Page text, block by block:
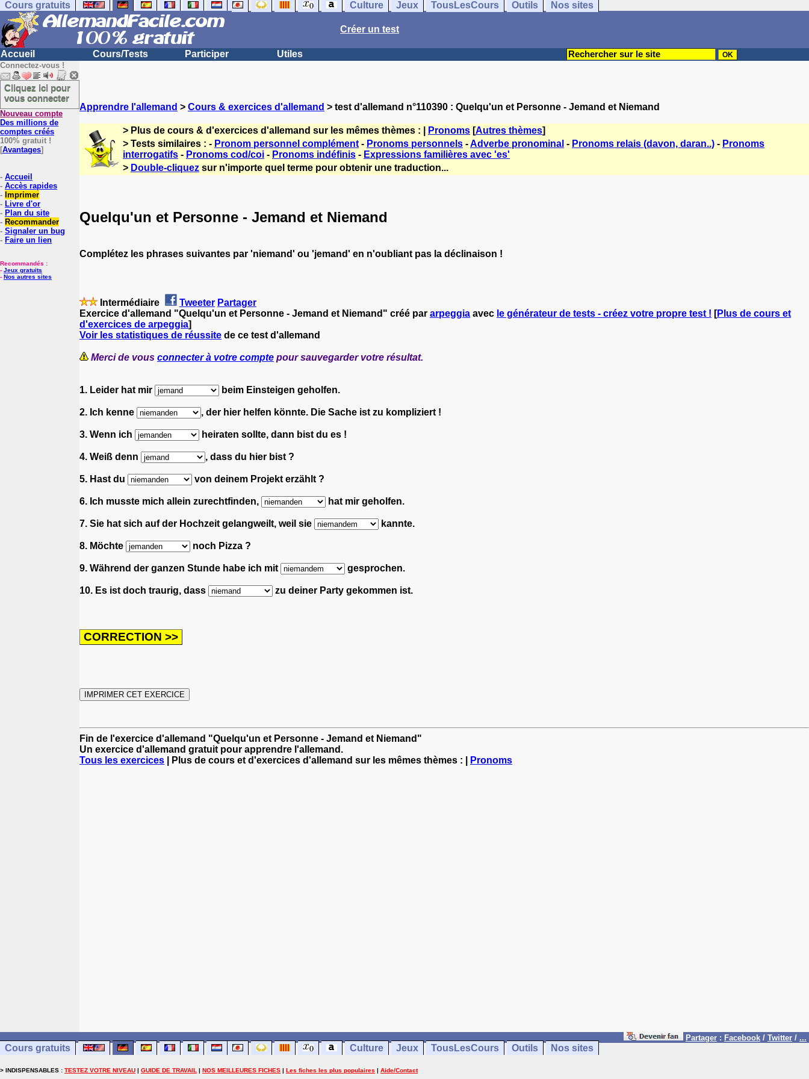
Cours gratuits Culture Jeux TousLesCours Outils Nos sites
Créer un test
Accueil Cours/Tests Participer Utiles
Connectez-vous !
Cliquez ici pour
vous connecter
Nouveau compte
Des millions de
comptes créés
100% gratuit !
[Avantages]
- Accueil
- Accès rapides
- Imprimer
- Livre d'or
- Plan du site
- Recommander
- Signaler un bug
- Faire un lien
Recommandés :
- Jeux gratuits
- Nos autres sites
Apprendre l'allemand > Cours & exercices d'allemand > test d'allemand n°110390 : Quelqu'un et Personne - Jemand et Niemand
> Plus de cours & d'exercices d'allemand sur les mêmes thèmes : | Pronoms [Autres thèmes]
> Tests similaires : - Pronom personnel complément - Pronoms personnels -Adverbe pronominal - Pronoms relais (davon, daran..) - Pronoms
interrogatifs - Pronoms cod/coi - Pronoms indéfinis - Expressions familières avec 'es'
> Double-cliquez sur n'importe quel terme pour obtenir une traduction...
Quelqu'un et Personne - Jemand et Niemand
Complétez les phrases suivantes par 'niemand' ou 'jemand' en n'oubliant pas la déclinaison !
Intermédiaire Tweeter Partager
Exercice d'allemand "Quelqu'un et Personne - Jemand et Niemand" créé par arpeggia avec le générateur de tests - créez votre propre test ! [Plus de cours et
d'exercices de arpeggia]
Voir les statistiques de réussite de ce test d'allemand
Merci de vous connecter à votre compte pour sauvegarder votre résultat.
1. Leider hat mir beim Einsteigen geholfen.
2. Ich kenne , der hier helfen könnte. Die Sache ist zu kompliziert !
3. Wenn ich heiraten sollte, dann bist du es !
4. Weiß denn , dass du hier bist ?
5. Hast du von deinem Projekt erzählt ?
6. Ich musste mich allein zurechtfinden, hat mir geholfen.
7. Sie hat sich auf der Hochzeit gelangweilt, weil sie kannte.
8. Möchte noch Pizza ?
9. Während der ganzen Stunde habe ich mit gesprochen.
10. Es ist doch traurig, dass zu deiner Party gekommen ist.
Fin de l'exercice d'allemand "Quelqu'un et Personne - Jemand et Niemand"
Un exercice d'allemand gratuit pour apprendre l'allemand.
Tous les exercices | Plus de cours et d'exercices d'allemand sur les mêmes thèmes : | Pronoms
Partager : Facebook / Twitter / ...
Cours gratuits Culture Jeux TousLesCours Outils Nos sites
> INDISPENSABLES : TESTEZ VOTRE NIVEAU | GUIDE DE TRAVAIL | NOS MEILLEURES FICHES | Les fiches les plus populaires | Aide/Contact